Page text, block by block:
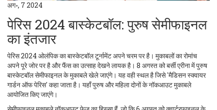
अग॰, 7 2024
पेरिस 2024 बास्केटबॉल: पुरुष सेमीफाइनल
का इंतजार
पेरिस 2024 ओलंपिक का बास्केटबॉल टूर्नामेंट अपने चरम पर है। मुकाबलों का रोमांच
अपने पूरे जोर पर है और फैंस का उत्साह देखने लायक है। 8 अगस्त को बर्सी एरीना में पुरुष
बास्केटबॉल सेमीफाइनल के मुकाबले खेले जाएंगे। यह वही स्थल है जिसे 'मैडिसन स्क्वायर
गार्डन ऑफ पेरिस' कहा जाता है। यहाँ पुरुष और महिला दोनों के नॉकआउट मुकाबले
आयोजित किए जाएंगे।